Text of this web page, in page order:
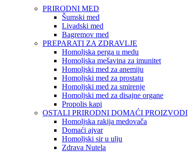
PRIRODNI MED
Šumski med
Livadski med
Bagremov med
PREPARATI ZA ZDRAVLJE
Homoljska perga u medu
Homoljska mešavina za imunitet
Homoljski med za anemiju
Homoljski med za prostatu
Homoljski med za smirenje
Homoljski med za disajne organe
Propolis kapi
OSTALI PRIRODNI DOMAĆI PROIZVODI
Homoljska rakija medovača
Domaći ajvar
Homoljski sir u ulju
Zdrava Nutela